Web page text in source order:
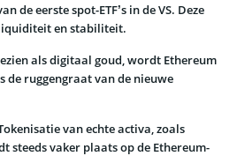
de eerste spot-ETF’s in de VS. Deze
en stabiliteit.
als digitaal goud, wordt Ethereum
de ruggengraat van de nieuwe
van echte activa, zoals
steeds vaker plaats op de Ethereum-